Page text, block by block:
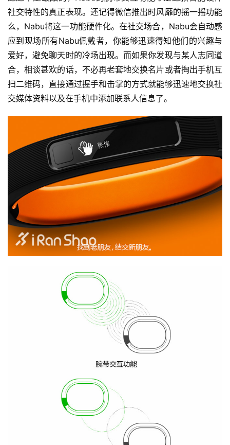
选
运
动
集
社交特性的真正表现。还记得微信推出时风靡的摇一摇功能
么，Nabu将这一功能硬件化。在社交场合，Nabu会自动感
应到现场所有Nabu佩戴者，你能够迅速得知他们的兴趣与
爱好，避免聊天时的冷场出现。而如果你发现与某人志同道
合，相谈甚欢的话，不必再老套地交换名片或者掏出手机互
扫二维码，直接通过握手和击掌的方式就能够迅速地交换社
交媒体资料以及在手机中添加联系人信息了。